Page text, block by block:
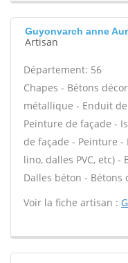
Guyonvarch anne
Artisan
Département: 56
Chapes - Bétons
métallique - Enduit
Peinture de façade -
de façade - Peinture
lino, dalles PVC, etc)
Dalles béton - Bétons
Voir la fiche artisan :